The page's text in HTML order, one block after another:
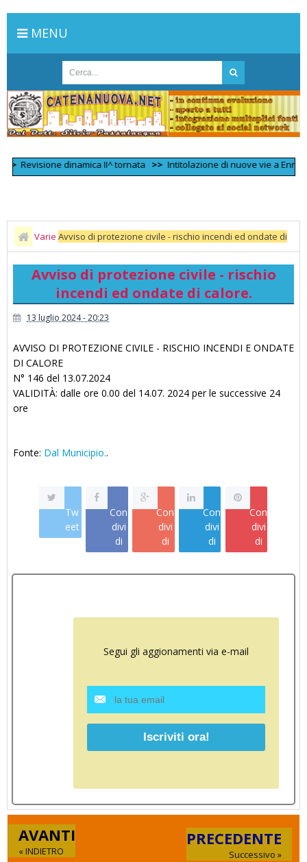
MENU
Revisione dinamica II^ tornata >> Intitolazione di nuove vie a Enna, il
Varie Avviso di protezione civile - rischio incendi ed ondate di
calore.
Avviso di protezione civile - rischio
incendi ed ondate di calore.
13 luglio 2024 - 20:23
AVVISO DI PROTEZIONE CIVILE - RISCHIO INCENDI E ONDATE
DI CALORE
N° 146 del 13.07.2024
VALIDITÀ: dalle ore 0.00 del 14.07. 2024 per le successive 24
ore
Fonte: Dal Municipio..
Tw
eet
Con
divi
di
Con
divi
di
Con
divi
di
Con
divi
di
Segui gli aggionamenti via e-mail
AVANTI
« INDIETRO
PRECEDENTE
Successivo »